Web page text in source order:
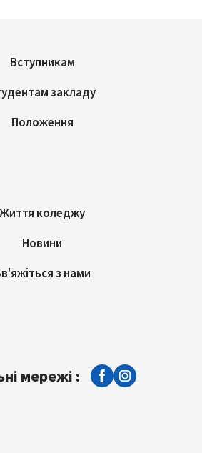
Вступникам
закладу
Положення
Життя коледжу
Новини
з нами
мережі :